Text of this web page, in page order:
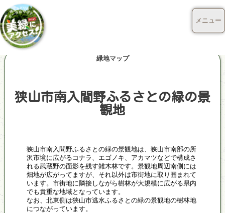
緑地マップ
狭山市南入間野ふるさとの緑の景
観地
狭山市南入間野ふるさとの緑の景観地は、狭山市南部の所
沢市境に広がるコナラ、エゴノキ、アカマツなどで構成さ
れる武蔵野の面影を残す雑木林です。景観地周辺南側には
畑地が広がってますが、それ以外は市街地に取り囲まれて
います。市街地に隣接しながら樹林が大規模に広がる県内
でも貴重な地域となっています。
なお、北東側は狭山市逃水ふるさとの緑の景観地の樹林地
につながっています。
メニュー